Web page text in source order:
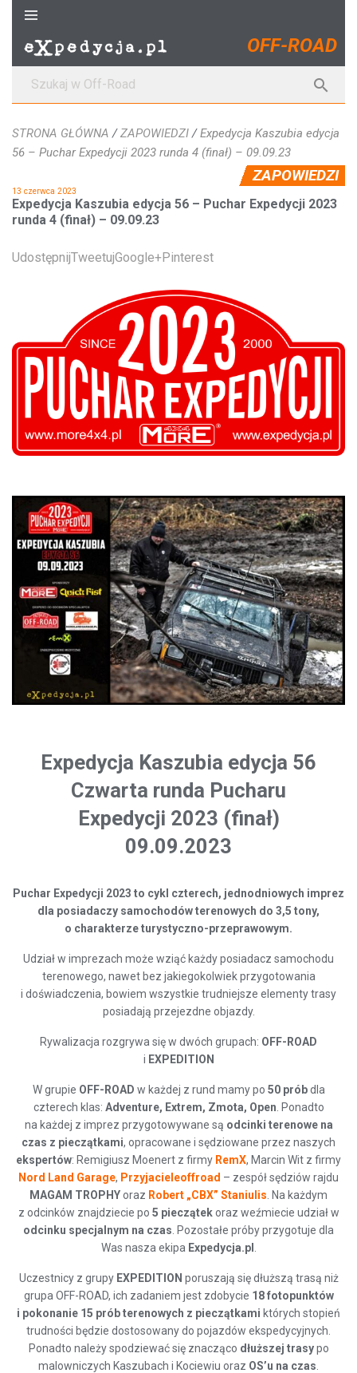
S
p
o
e
n
OFF-ROAD
k
a

STRONA GŁÓWNA /ZAPOWIEDZI/Expedycja Kaszubia edycja
56 – Puchar Expedycji 2023 runda 4 (finał) – 09.09.23
ZAPOWIEDZI
13 czerwca 2023
Expedycja Kaszubia edycja 56 – Puchar Expedycji 2023
runda 4 (finał) – 09.09.23
UdostępnijTweetujGoogle+Pinterest
Expedycja Kaszubia edycja 56
Czwarta runda Pucharu
Expedycji 2023 (finał)
09.09.2023
Puchar Expedycji 2023 to cykl czterech, jednodniowych imprez
dla posiadaczy samochodów terenowych do 3,5 tony,
o charakterze turystyczno-przeprawowym.
Udział w imprezach może wziąć każdy posiadacz samochodu
terenowego, nawet bez jakiegokolwiek przygotowania
i doświadczenia, bowiem wszystkie trudniejsze elementy trasy
posiadają przejezdne objazdy.
Rywalizacja rozgrywa się w dwóch grupach: OFF-ROAD
i EXPEDITION
W grupie OFF-ROAD w każdej z rund mamy po 50 próbdla
czterech klas: Adventure, Extrem, Zmota, Open . Ponadto
na każdej z imprez przygotowywane są odcinki terenowe na
czas z pieczątkami, opracowane i sędziowane przez naszych
ekspertów: Remigiusz Moenert z firmy RemX, Marcin Wit z firmy
Nord Land Garage, Przyjacieleoffroad – zespół sędziów rajdu
MAGAM TROPHYoraz Robert „CBX” Staniulis . Na każdym
z odcinków znajdziecie po 5 pieczątekoraz weźmiecie udział w
odcinku specjalnym na czas . Pozostałe próby przygotuje dla
Was nasza ekipa Expedycja.pl
Uczestnicy z grupy EXPEDITION poruszają się dłuższą trasą niż
grupa OFF-ROAD, ich zadaniem jest zdobycie 18 fotopunktów
i pokonanie 15 prób terenowych z pieczątkami których stopień
trudności będzie dostosowany do pojazdów ekspedycyjnych.
Ponadto należy spodziewać się znacząco dłuższej trasypo
malowniczych Kaszubach i Kociewiu oraz OS’u na czas